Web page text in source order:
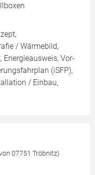
/ Wärmebild,
Vor-
(iSFP),
/ Einbau,
07751 Tröbnitz)